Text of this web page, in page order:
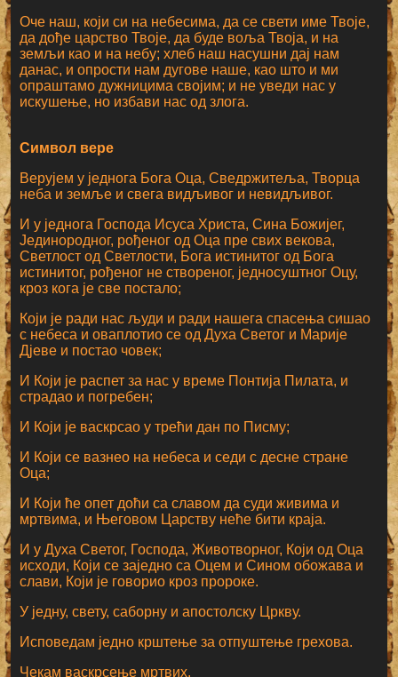
Оче наш, који си на небесима, да се свети име Твоје,
да дође царство Твоје, да буде воља Твоја, и на
земљи као и на небу; хлеб наш насушни дај нам
данас, и опрости нам дугове наше, као што и ми
опраштамо дужницима својим; и не уведи нас у
искушење, но избави нас од злога.
Символ вере
Верујем у једнога Бога Оца, Сведржитеља, Творца
неба и земље и свега видљивог и невидљивог.
И у једнога Господа Исуса Христа, Сина Божијег,
Јединородног, рођеног од Оца пре свих векова,
Светлост од Светлости, Бога истинитог од Бога
истинитог, рођеног не створеног, једносуштног Оцу,
кроз кога је све постало;
Који је ради нас људи и ради нашега спасења сишао
с небеса и оваплотио се од Духа Светог и Марије
Дјеве и постао човек;
И Који је распет за нас у време Понтија Пилата, и
страдао и погребен;
И Који је васкрсао у трећи дан по Писму;
И Који се вазнео на небеса и седи с десне стране
Оца;
И Који ће опет доћи са славом да суди живима и
мртвима, и Његовом Царству неће бити краја.
И у Духа Светог, Господа, Животворног, Који од Оца
исходи, Који се заједно са Оцем и Сином обожава и
слави, Који је говорио кроз пророке.
У једну, свету, саборну и апостолску Цркву.
Исповедам једно крштење за отпуштење грехова.
Чекам васкрсење мртвих.